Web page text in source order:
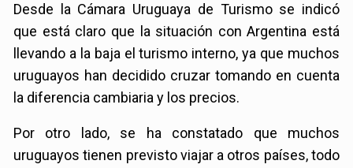
Desde la Cámara Uruguaya de Turismo se indicó
que está claro que la situación con Argentina está
llevando a la baja el turismo interno, ya que muchos
uruguayos han decidido cruzar tomando en cuenta
la diferencia cambiaria y los precios.
Por otro lado, se ha constatado que muchos
uruguayos tienen previsto viajar a otros países, todo